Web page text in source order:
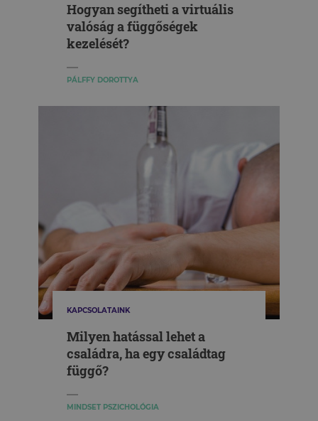
Hogyan segítheti a virtuális
valóság a függőségek
kezelését?
PÁLFFY DOROTTYA
KAPCSOLATAINK
Milyen hatással lehet a
családra, ha egy családtag
függő?
MINDSET PSZICHOLÓGIA